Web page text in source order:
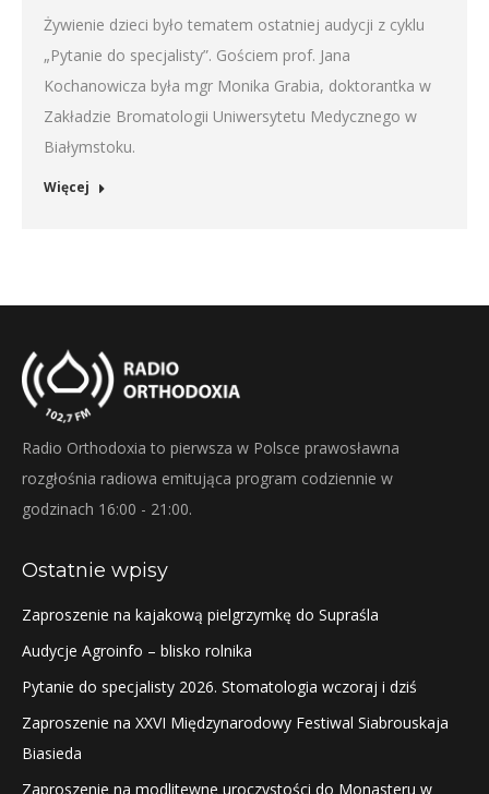
Żywienie dzieci było tematem ostatniej audycji z cyklu
„Pytanie do specjalisty”. Gościem prof. Jana
Kochanowicza była mgr Monika Grabia, doktorantka w
Zakładzie Bromatologii Uniwersytetu Medycznego w
Białymstoku.
Więcej
Radio Orthodoxia to pierwsza w Polsce prawosławna
rozgłośnia radiowa emitująca program codziennie w
godzinach 16:00 - 21:00.
Ostatnie wpisy
Zaproszenie na kajakową pielgrzymkę do Supraśla
Audycje Agroinfo – blisko rolnika
Pytanie do specjalisty 2026. Stomatologia wczoraj i dziś
Zaproszenie na XXVI Międzynarodowy Festiwal Siabrouskaja
Biasieda
Zaproszenie na modlitewne uroczystości do Monasteru w